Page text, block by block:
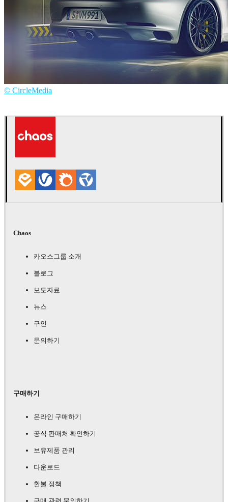
© CircleMedia
Chaos
카오스그룹 소개
블로그
보도자료
뉴스
구인
문의하기
구매하기
온라인 구매하기
공식 판매처 확인하기
보유제품 관리
다운로드
환불 정책
구매 관련 문의하기